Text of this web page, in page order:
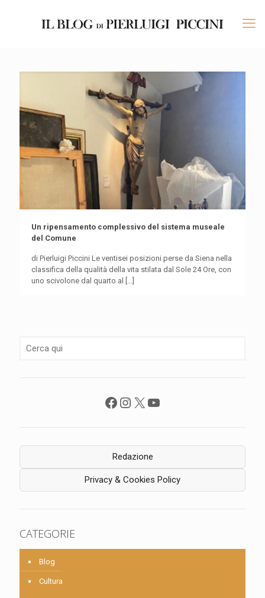
Un ripensamento complessivo del sistema museale
del Comune
di Pierluigi Piccini Le ventisei posizioni perse da Siena nella
classifica della qualità della vita stilata dal Sole 24 Ore, con
uno scivolone dal quarto al
[…]
Facebook
Instagram
X YouTube
Redazione
Privacy & Cookies Policy
CATEGORIE
Blog
Cultura